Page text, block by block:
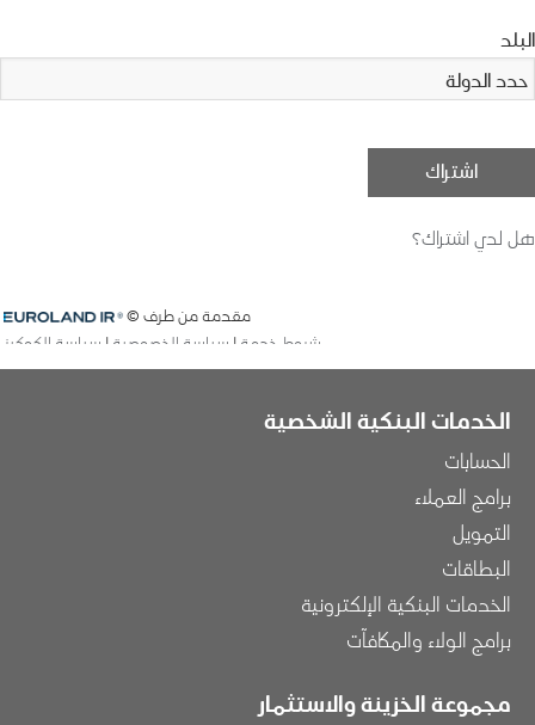
الخدمات البنكية الشخصية
الحسابات
برامج العملاء
التمويل
البطاقات
الخدمات البنكية الإلكترونية
برامج الولاء والمكافآت
مجموعة الخزينة والاستثمار